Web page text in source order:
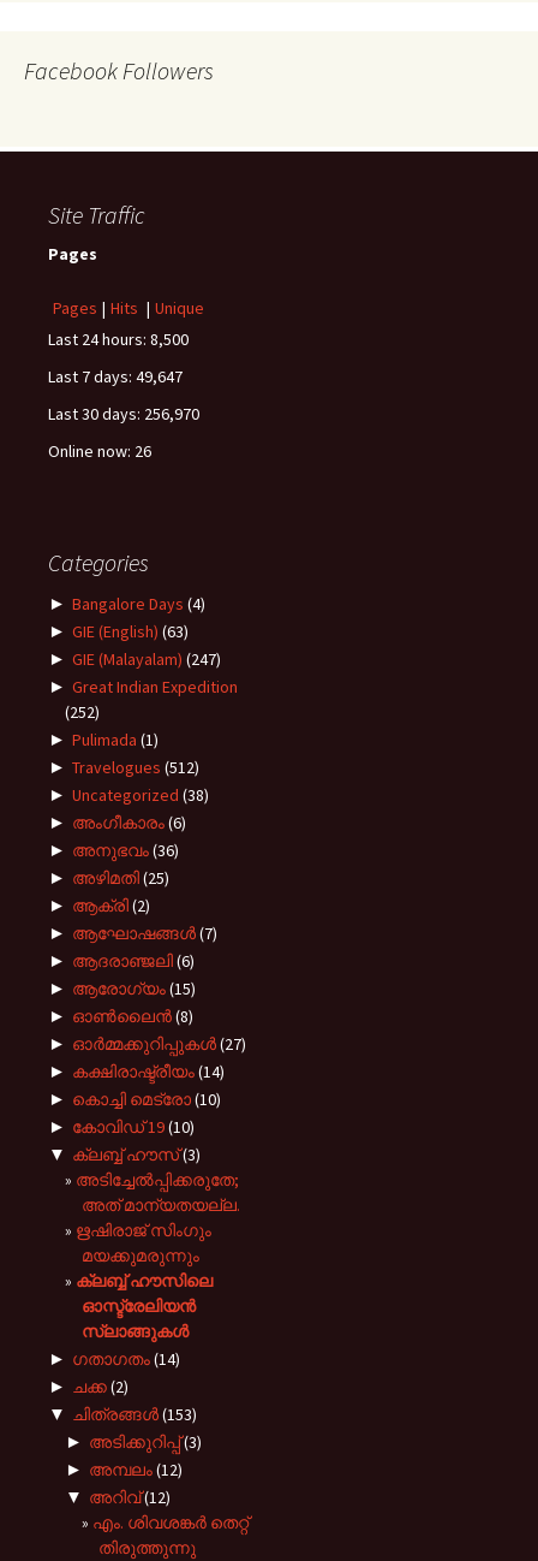
Facebook Followers
Site Traffic
Pages
Pages | Hits | Unique
Last 24 hours: 8,500
Last 7 days: 49,647
Last 30 days: 256,970
Online now: 26
Categories
► Bangalore Days (4)
► GIE (English) (63)
► GIE (Malayalam) (247)
► Great Indian Expedition
(252)
► Pulimada (1)
► Travelogues (512)
► Uncategorized (38)
► അംഗീകാരം(6)
► അനുഭവം(36)
► അഴിമതി(25)
► ആക്രി(2)
► ആഘോഷങ്ങൾ(7)
► ആദരാഞ്ജലി(6)
► ആരോഗ്യം(15)
► ഓൺലൈൻ(8)
► ഓർമ്മക്കുറിപ്പുകൾ(27)
► കക്ഷിരാഷ്ട്രീയം(14)
► കൊച്ചി മെട്രോ(10)
► കോവിഡ് 19(10)
▼ ക്ലബ്ബ് ഹൗസ്(3)
അടിച്ചേൽപ്പിക്കരുതേ;
അത് മാന്യതയല്ല.
ഋഷിരാജ് സിംഗും
മയക്കുമരുന്നും
ക്ലബ്ബ് ഹൗസിലെ
ഓസ്ട്രേലിയൻ
സ്ലാങ്ങുകൾ
► ഗതാഗതം(14)
► ചക്ക(2)
▼ ചിത്രങ്ങൾ(153)
► അടിക്കുറിപ്പ്(3)
► അമ്പലം(12)
▼ അറിവ്(12)
എം. ശിവശങ്കർ തെറ്റ്
തിരുത്തുന്നു